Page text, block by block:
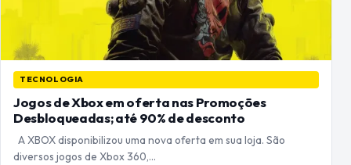
TECNOLOGIA
Jogos de Xbox em oferta nas Promoções
Desbloqueadas; até 90% de desconto
A XBOX disponibilizou uma nova oferta em sua loja. São
diversos jogos de Xbox 360,…